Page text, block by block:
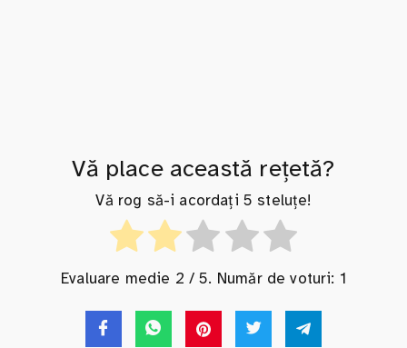
Vă place această rețetă?
Vă rog să-i acordați 5 steluțe!
Evaluare medie 2 / 5. Număr de voturi: 1